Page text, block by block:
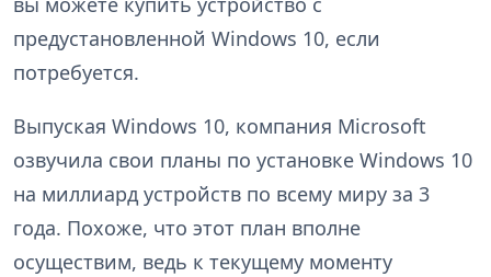
предустановленной Windows 10, если
потребуется.
Выпуская Windows 10, компания Microsoft
озвучила свои планы по установке Windows 10
на миллиард устройств по всему миру за 3
года. Похоже, что этот план вполне
осуществим, ведь к текущему моменту